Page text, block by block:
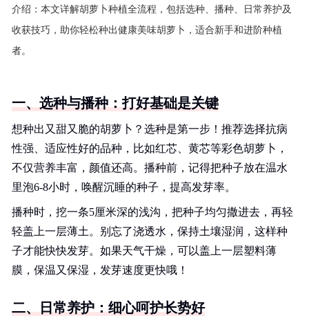
介绍： 本文详解胡萝卜种植全流程，包括选种、播种、日常养护及
收获技巧，助你轻松种出健康美味胡萝卜，适合新手和进阶种植
者。
一、选种与播种：打好基础是关键
想种出又甜又脆的胡萝卜？选种是第一步！推荐选择抗病
性强、适应性好的品种，比如红芯、黄芯等彩色胡萝卜，
不仅营养丰富，颜值还高。播种前，记得把种子放在温水
里泡6-8小时，唤醒沉睡的种子，提高发芽率。
播种时，挖一条5厘米深的浅沟，把种子均匀撒进去，再轻
轻盖上一层薄土。别忘了浇透水，保持土壤湿润，这样种
子才能快快发芽。如果天气干燥，可以盖上一层塑料薄
膜，保温又保湿，发芽速度更快哦！
二、日常养护：细心呵护长势好